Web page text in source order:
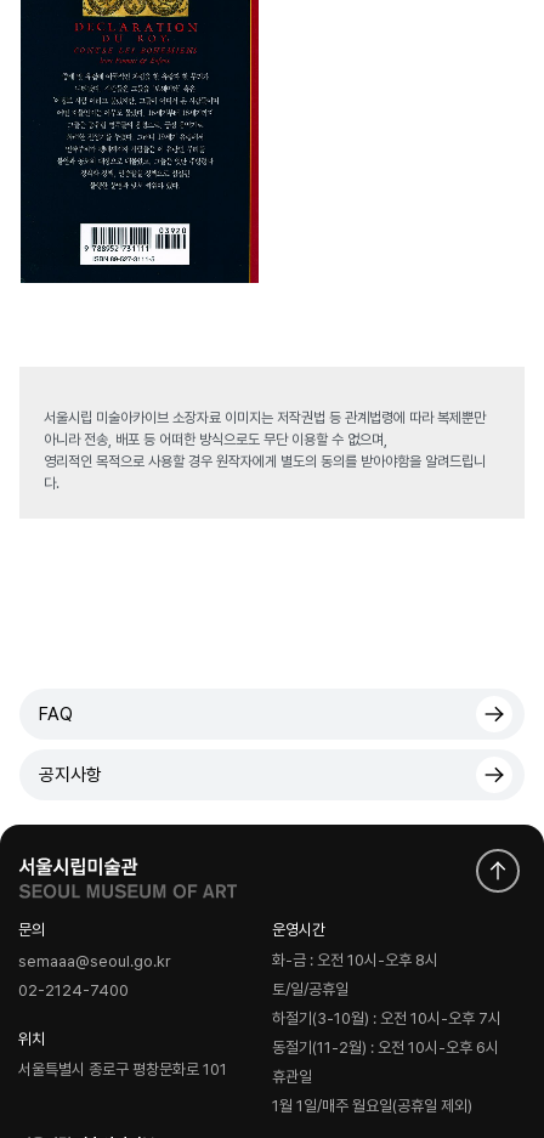
서울시립 미술아카이브 소장자료 이미지는 저작권법 등 관계법령에 따라 복제뿐만
아니라 전송, 배포 등 어떠한 방식으로도 무단 이용할 수 없으며,
영리적인 목적으로 사용할 경우 원작자에게 별도의 동의를 받아야함을 알려드립니
다.
FAQ
공지사항
문의
semaaa@seoul.go.kr
02-2124-7400
위치
서울특별시 종로구 평창문화로 101
운영시간
화-금 : 오전 10시-오후 8시
토/일/공휴일
하절기(3-10월) : 오전 10시-오후 7시
동절기(11-2월) : 오전 10시-오후 6시
휴관일
1월 1일/매주 월요일(공휴일 제외)